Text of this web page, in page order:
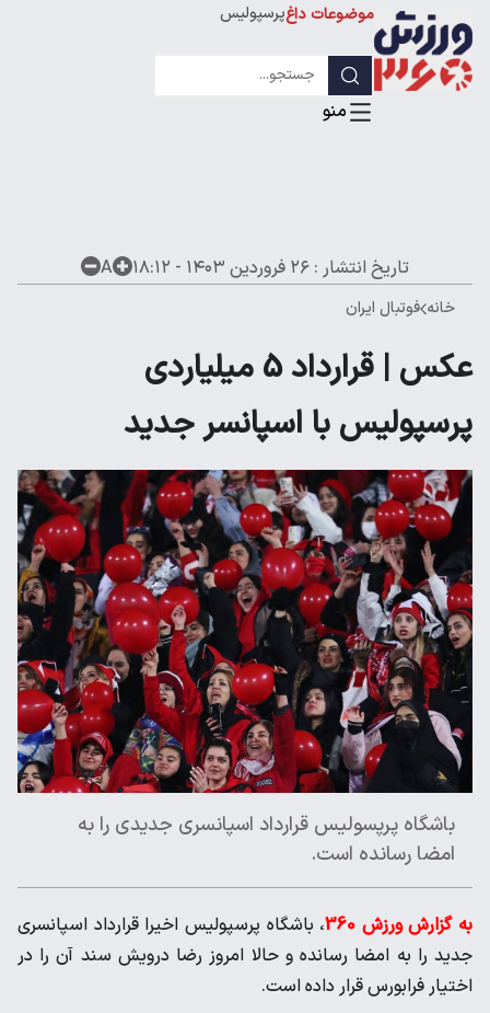
موضوعات داغپرسپولیس
لیگ قهرمانان
تاریخ انتشار : ۲۶ فروردین ۱۴۰۳ - ۱۸:۱۲ A
خانه فوتبال ایران
عکس | قرارداد 5 میلیاردی
پرسپولیس با اسپانسر جدید
باشگاه پرپسولیس قرارداد اسپانسری جدیدی را به
امضا رسانده است.
به گزارش ورزش 360
، باشگاه پرسپولیس اخیرا قرارداد اسپانسری
جدید را به امضا رسانده و حالا امروز رضا درویش سند آن را در
اختیار فرابورس قرار داده است.